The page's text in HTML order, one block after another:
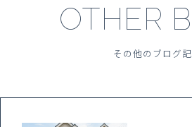
OTHER
その他のブログ